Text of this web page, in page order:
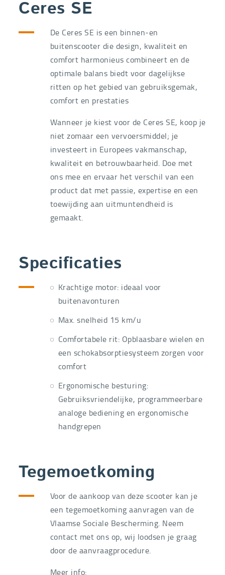
Ceres SE
De Ceres SE is een binnen-en
buitenscooter die design, kwaliteit en
comfort harmonieus combineert en de
optimale balans biedt voor dagelijkse
ritten op het gebied van gebruiksgemak,
comfort en prestaties
Wanneer je kiest voor de Ceres SE, koop je
niet zomaar een vervoersmiddel; je
investeert in Europees vakmanschap,
kwaliteit en betrouwbaarheid. Doe met
ons mee en ervaar het verschil van een
product dat met passie, expertise en een
toewijding aan uitmuntendheid is
gemaakt.
Specificaties
Krachtige motor: ideaal voor
buitenavonturen
Max. snelheid 15 km/u
Comfortabele rit: Opblaasbare wielen en
een schokabsorptiesysteem zorgen voor
comfort
Ergonomische besturing:
Gebruiksvriendelijke, programmeerbare
analoge bediening en ergonomische
handgrepen
Tegemoetkoming
Voor de aankoop van deze scooter kan je
een tegemoetkoming aanvragen van de
Vlaamse Sociale Bescherming. Neem
contact met ons op, wij loodsen je graag
door de aanvraagprocedure.
Meer info: